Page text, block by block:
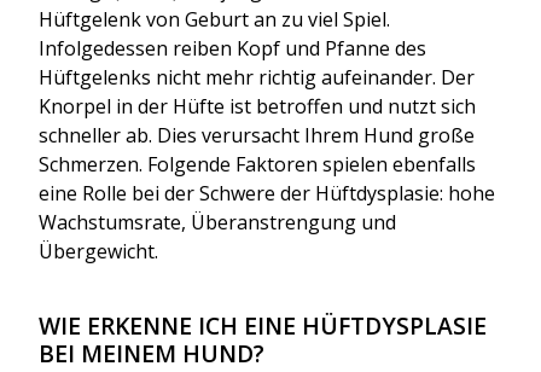
Hüftgelenk von Geburt an zu viel Spiel.
Infolgedessen reiben Kopf und Pfanne des
Hüftgelenks nicht mehr richtig aufeinander. Der
Knorpel in der Hüfte ist betroffen und nutzt sich
schneller ab. Dies verursacht Ihrem Hund große
Schmerzen. Folgende Faktoren spielen ebenfalls
eine Rolle bei der Schwere der Hüftdysplasie: hohe
Wachstumsrate, Überanstrengung und
Übergewicht.
WIE ERKENNE ICH EINE HÜFTDYSPLASIE
BEI MEINEM HUND?